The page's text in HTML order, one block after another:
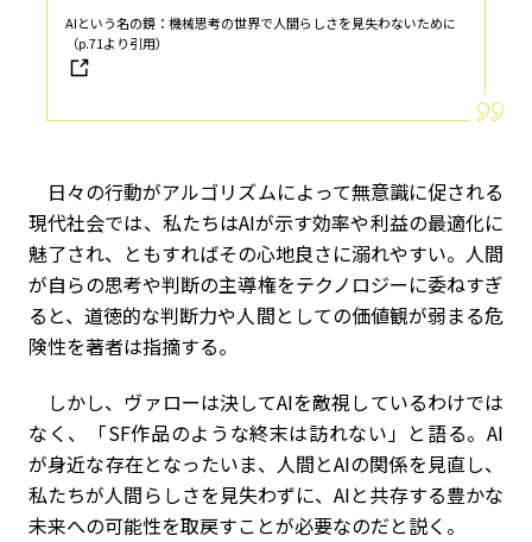
AIという名の鏡：機械思考の世界で人間らしさを見失わないために
（p.71より引用）
日々の行動がアルゴリズムによって無意識に促される
現代社会では、私たちはAIが示す効率や利益の最適化に
魅了され、ともすればその心地良さに溺れやすい。人間
が自らの思考や判断の主導権をテクノロジーに委ねすぎ
ると、道徳的な判断力や人間としての価値観が弱まる危
険性を著者は指摘する。
しかし、ヴァローは決してAIを敵視しているわけでは
なく、「SF作品のような終末は訪れない」と語る。AI
が身近な存在となったいま、人間とAIの関係を見直し、
私たちが人間らしさを見失わずに、AIと共存する豊かな
未来への可能性を取戻すことが必要なのだと説く。